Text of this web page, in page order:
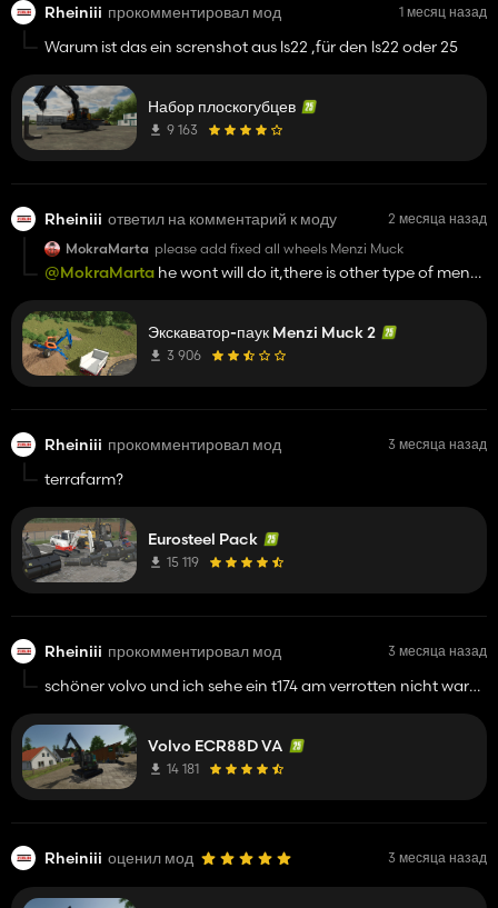
Rheiniii прокомментировал мод 1 месяц назад
Warum ist das ein screnshot aus ls22 ,für den ls22 oder 25
Набор плоскогубцев
9 163
Rheiniii ответил на комментарий к моду
2 месяца назад
MokraMarta please add fixed all wheels Menzi Muck
@MokraMarta he wont will do it,there is other type of menzi
type of them they got
Экскаватор-паук Menzi Muck 2
3 906
Rheiniii прокомментировал мод 3 месяца назад
terrafarm?
Eurosteel Pack
15 119
Rheiniii прокомментировал мод 3 месяца назад
schöner volvo und ich sehe ein t174 am verrotten nicht war
Volvo ECR88D VA
14 181
Rheiniii оценил мод 3 месяца назад